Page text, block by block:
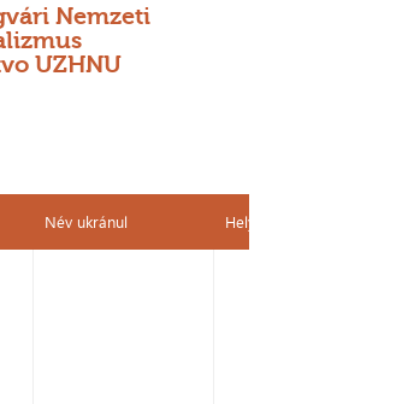
Nemzeti
UZHNU
Név ukránul Helyszín
Név ukránul Helyszín